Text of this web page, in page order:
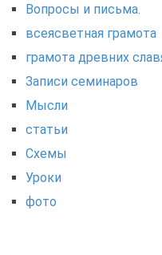
Вопросы и письма.
всеясветная грамота
грамота древних
Записи семинаров
Мысли
статьи
Схемы
Уроки
фото